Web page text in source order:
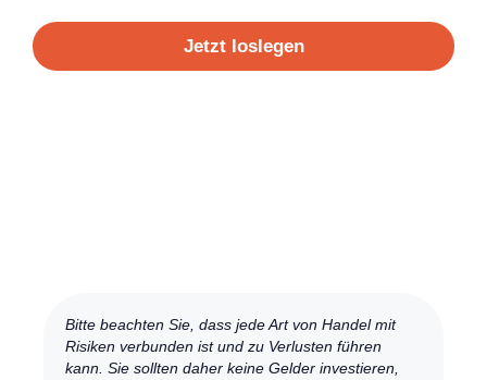
Jetzt loslegen
Bitte beachten Sie, dass jede Art von Handel mit
Risiken verbunden ist und zu Verlusten führen
kann. Sie sollten daher keine Gelder investieren,